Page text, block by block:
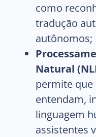
como
tradução
autônomos;
Natural
permite
entendam,
linguagem
assistentes